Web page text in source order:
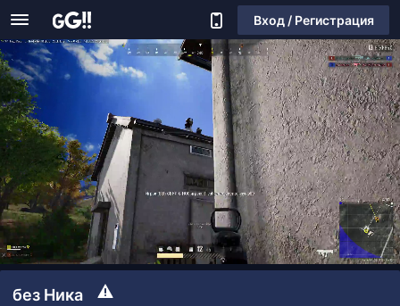
Вход / Регистрация
без Ника